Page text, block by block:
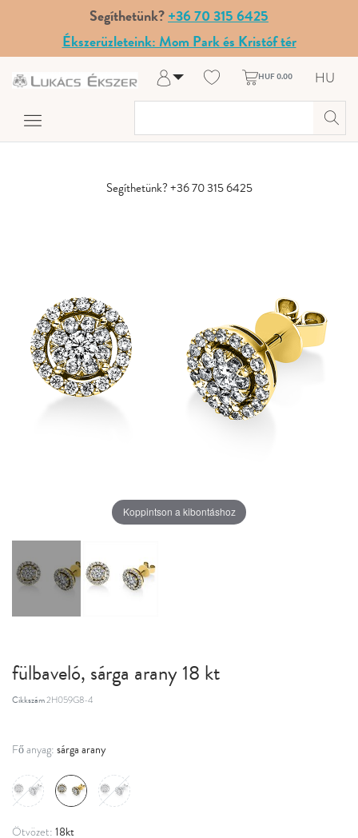
Segíthetünk?+36 70 315 6425
Ékszerüzleteink: Mom Park és Kristóf tér
Belépés
A fiókom
HUF 0.00 HU
Segíthetünk? +36 70 315 6425
Koppintson a kibontáshoz
fülbaveló, sárga arany 18 kt
Cikkszám2H059G8-4
Fő anyag: sárga arany
Ötvözet: 18kt